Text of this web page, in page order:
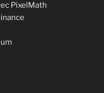
PixelMath